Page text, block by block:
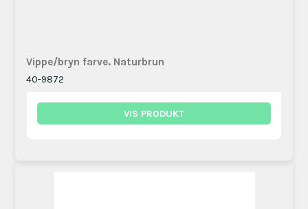
Vippe/bryn farve. Naturbrun
40-9872
VIS PRODUKT